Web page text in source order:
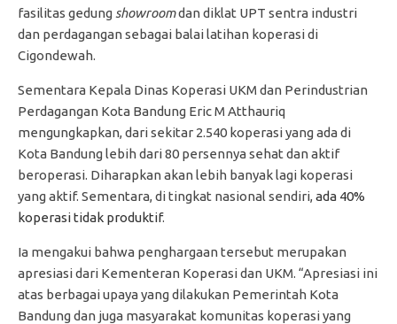
fasilitas gedung showroomdan diklat UPT sentra industri
dan perdagangan sebagai balai latihan koperasi di
Cigondewah.
Sementara Kepala Dinas Koperasi UKM dan Perindustrian
Perdagangan Kota Bandung Eric M Atthauriq
mengungkapkan, dari sekitar 2.540 koperasi yang ada di
Kota Bandung lebih dari 80 persennya sehat dan aktif
beroperasi. Diharapkan akan lebih banyak lagi koperasi
yang aktif. Sementara, di tingkat nasional sendiri,ada 40%
koperasi tidak produktif.
Ia mengakui bahwa penghargaan tersebut merupakan
apresiasi dari Kementeran Koperasi dan UKM. “Apresiasi ini
atas berbagai upaya yang dilakukan Pemerintah Kota
Bandung dan juga masyarakat komunitas koperasi yang